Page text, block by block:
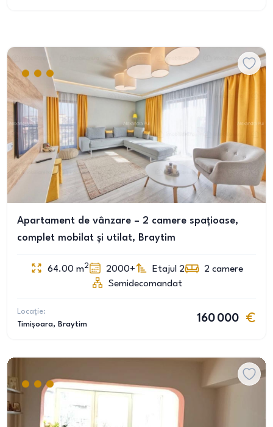
Apartament de vânzare – 2 camere spațioase,
complet mobilat și utilat, Braytim
64.00 m2 2000+ Etajul 2 2 camere
Semidecomandat
Locație:
Timișoara, Braytim
160 000